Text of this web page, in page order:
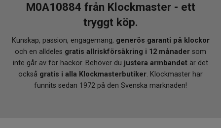
M0A10884 från Klockmaster - ett
tryggt köp.
Kunskap, passion, engagemang, generös garanti på klockor
och en alldeles gratis allriskförsäkring i 12 månader som
inte går av för hackor. Behöver du justera armbandet är det
också gratis i alla Klockmasterbutiker. Klockmaster har
funnits sedan 1972 på den Svenska marknaden!